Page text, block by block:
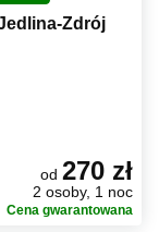
Zdrój
od 270 zł
2 osoby, 1 noc
Cena gwarantowana